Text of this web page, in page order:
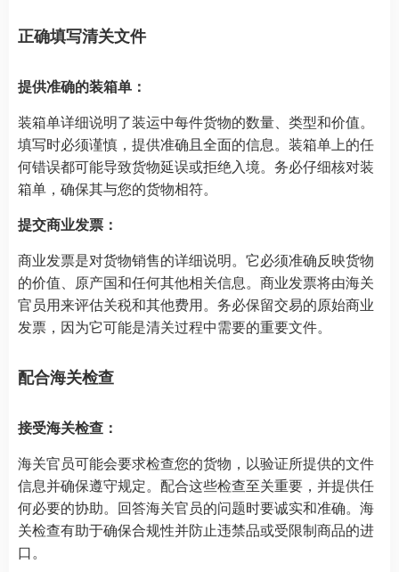
正确填写清关文件
提供准确的装箱单：
装箱单详细说明了装运中每件货物的数量、类型和价值。
填写时必须谨慎，提供准确且全面的信息。装箱单上的任
何错误都可能导致货物延误或拒绝入境。务必仔细核对装
箱单，确保其与您的货物相符。
提交商业发票：
商业发票是对货物销售的详细说明。它必须准确反映货物
的价值、原产国和任何其他相关信息。商业发票将由海关
官员用来评估关税和其他费用。务必保留交易的原始商业
发票，因为它可能是清关过程中需要的重要文件。
配合海关检查
接受海关检查：
海关官员可能会要求检查您的货物，以验证所提供的文件
信息并确保遵守规定。配合这些检查至关重要，并提供任
何必要的协助。回答海关官员的问题时要诚实和准确。海
关检查有助于确保合规性并防止违禁品或受限制商品的进
口。